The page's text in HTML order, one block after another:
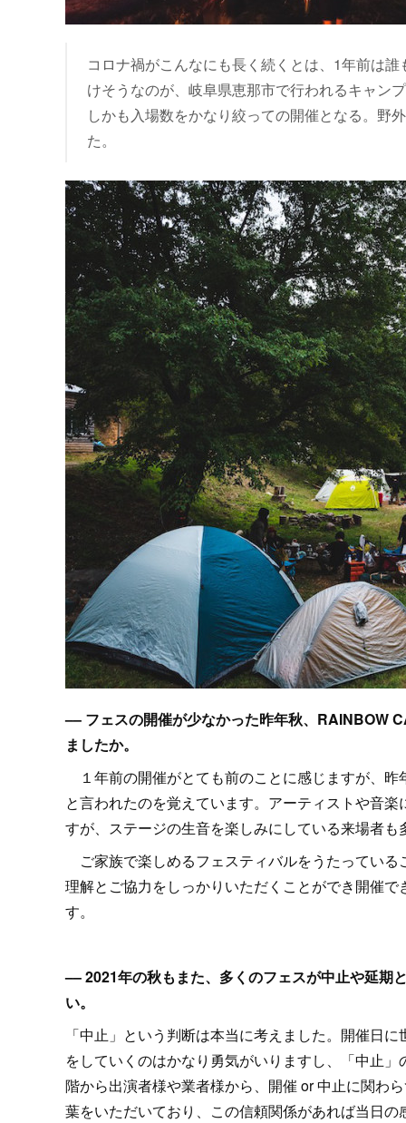
コロナ禍がこんなにも長く続くとは、1年前は
けそうなのが、岐阜県恵那市で行われるキャン
しかも入場数をかなり絞っての開催となる。野
た。
–– フェスの開催が少なかった昨年秋、RAINBOW
ましたか。
１年前の開催がとても前のことに感じますが、
と言われたのを覚えています。アーティストや音
すが、ステージの生音を楽しみにしている来場者
ご家族で楽しめるフェスティバルをうたってい
理解とご協力をしっかりいただくことができ開催
す。
–– 2021年の秋もまた、多くのフェスが中止や延期
い。
「中止」という判断は本当に考えました。開催日
をしていくのはかなり勇気がいりますし、「中止
階から出演者様や業者様から、開催 or 中止に関わ
葉をいただいており、この信頼関係があれば当日